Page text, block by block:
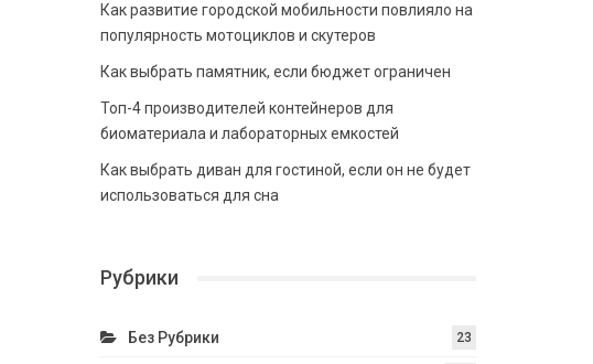
Как развитие городской мобильности повлияло на
популярность мотоциклов и скутеров
Как выбрать памятник, если бюджет ограничен
Топ-4 производителей контейнеров для
биоматериала и лабораторных емкостей
Как выбрать диван для гостиной, если он не будет
использоваться для сна
Рубрики
Без Рубрики 23